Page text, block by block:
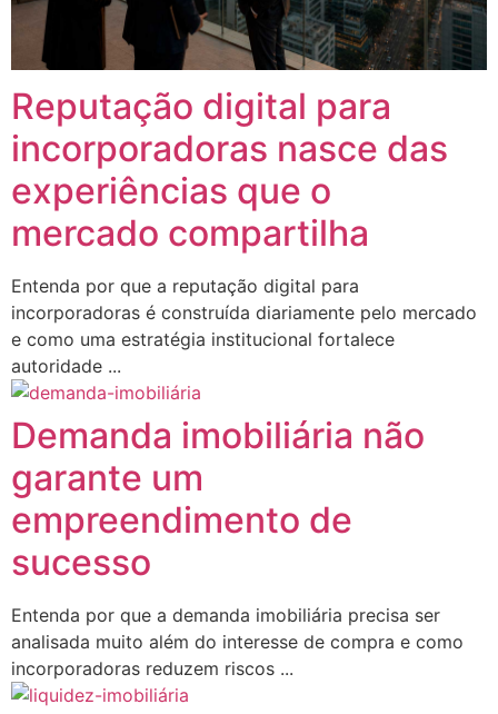
Reputação digital para
incorporadoras nasce das
experiências que o
mercado compartilha
Entenda por que a reputação digital para
incorporadoras é construída diariamente pelo mercado
e como uma estratégia institucional fortalece
autoridade ...
Demanda imobiliária não
garante um
empreendimento de
sucesso
Entenda por que a demanda imobiliária precisa ser
analisada muito além do interesse de compra e como
incorporadoras reduzem riscos ...